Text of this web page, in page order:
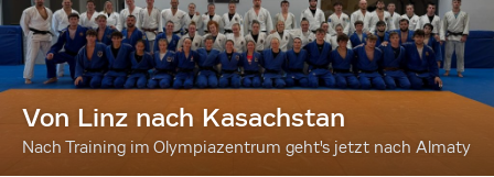
Von Linz nach Kasachstan
Nach Training im Olympiazentrum geht's jetzt nach Almaty